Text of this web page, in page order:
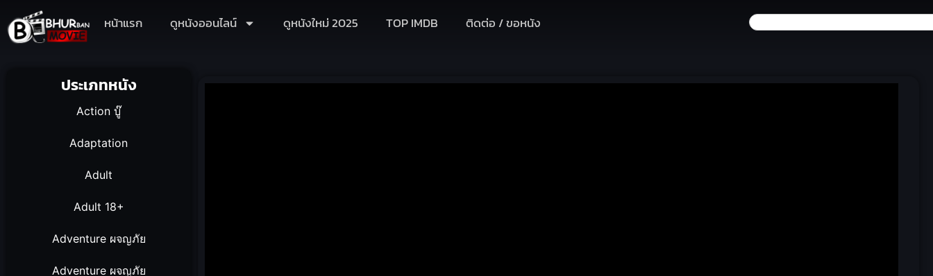
หน้าแรก ดูหนังออนไลน์ ดูหนังใหม่ 2025 TOP IMDB ติดต่อ / ขอหนัง
ประเภทหนัง
Action บู๊
Adaptation
Adult
Adult 18+
Adventure ผจญภัย
Adventure ผจญภัย